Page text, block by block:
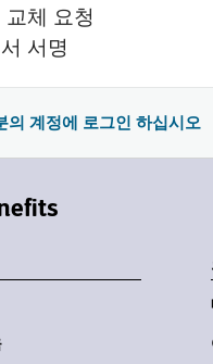
교체 요청
서명
의 계정에 로그인 하십시오